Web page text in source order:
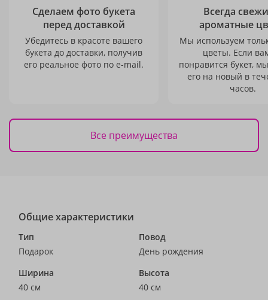
Сделаем фото букета
перед доставкой
Убедитесь в красоте вашего
букета до доставки, получив
его реальное фото по e-mail.
Всегда
ароматные
Мы используем
цветы. Если
понравится букет,
его на новый в
часов.
Все преимущества
Общие характеристики
Тип
Подарок
Повод
День рождения
Ширина
40 см
Высота
40 см